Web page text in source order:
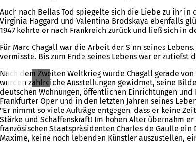
Auch nach Bellas Tod spiegelte sich die Liebe zu ihr
Virginia Haggard und Valentina Brodskaya ebenfalls
1947 kehrte er nach Frankreich zurück und ließ sich in
Für Marc Chagall war die Arbeit der Sinn seines
vermisste. Bis zum Ende seines Lebens war er zutiefst
Nach dem Zweiten Weltkrieg wurde Chagall gerade
wurden zahlreiche Ausstellungen gewidmet, seine
deutschen Wohnungen, öffentlichen Einrichtungen
Frankfurter Oper und in den letzten Jahren seines
"Er nimmt so viele Aufträge entgegen, dass er keine
Stärke und Schaffenskraft! Im hohen Alter übernahm
französischen Staatspräsidenten Charles de Gaulle
Maxime, keine noch lebenden Künstler auszustellen,